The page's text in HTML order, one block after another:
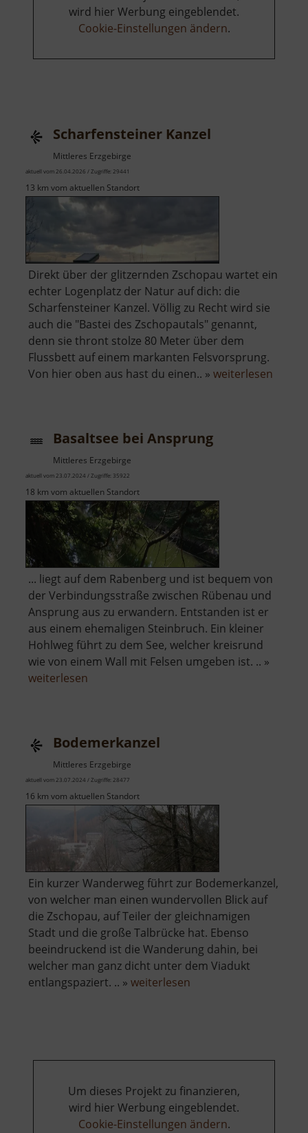
wird hier Werbung eingeblendet.
Cookie-Einstellungen ändern.
Scharfensteiner Kanzel
Mittleres Erzgebirge
aktuell vom 26.04.2026 / Zugriffe: 29441
13 km vom aktuellen Standort
Direkt über der glitzernden Zschopau wartet ein
echter Logenplatz der Natur auf dich: die
Scharfensteiner Kanzel. Völlig zu Recht wird sie
auch die "Bastei des Zschopautals" genannt,
denn sie thront stolze 80 Meter über dem
Flussbett auf einem markanten Felsvorsprung.
Von hier oben aus hast du einen.. » weiterlesen
Basaltsee bei Ansprung
Mittleres Erzgebirge
aktuell vom 23.07.2024 / Zugriffe: 35922
18 km vom aktuellen Standort
... liegt auf dem Rabenberg und ist bequem von
der Verbindungsstraße zwischen Rübenau und
Ansprung aus zu erwandern. Entstanden ist er
aus einem ehemaligen Steinbruch. Ein kleiner
Hohlweg führt zu dem See, welcher kreisrund
wie von einem Wall mit Felsen umgeben ist. .. »
weiterlesen
Bodemerkanzel
Mittleres Erzgebirge
aktuell vom 23.07.2024 / Zugriffe: 28477
16 km vom aktuellen Standort
Ein kurzer Wanderweg führt zur Bodemerkanzel,
von welcher man einen wundervollen Blick auf
die Zschopau, auf Teiler der gleichnamigen
Stadt und die große Talbrücke hat. Ebenso
beeindruckend ist die Wanderung dahin, bei
welcher man ganz dicht unter dem Viadukt
entlangspaziert. .. » weiterlesen
Um dieses Projekt zu finanzieren,
wird hier Werbung eingeblendet.
Cookie-Einstellungen ändern.